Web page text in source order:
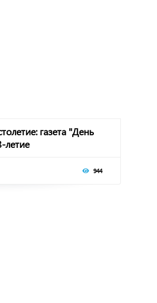
газета "День
летие
944